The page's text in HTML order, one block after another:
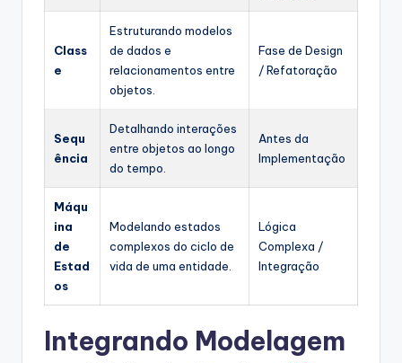
Class
e
Estruturando modelos
de dados e
relacionamentos entre
objetos.
Fase de Design
/ Refatoração
Sequ
ência
Detalhando interações
entre objetos ao longo
do tempo.
Antes da
Implementação
Máqu
ina
de
Estad
os
Modelando estados
complexos do ciclo de
vida de uma entidade.
Lógica
Complexa /
Integração
Integrando Modelagem